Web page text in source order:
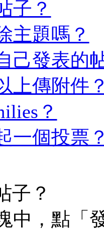
子？
主題嗎？
己發表的
上傳附件
？
一個投票
子？
，點「